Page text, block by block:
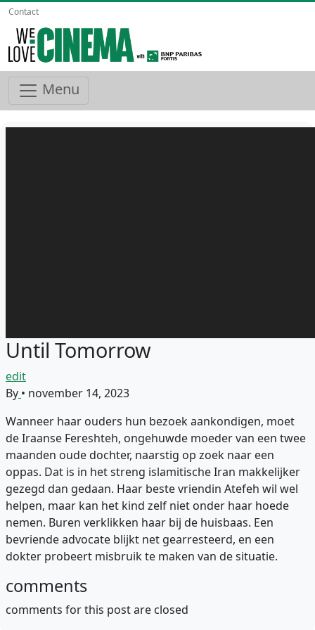
Contact
Menu
Until Tomorrow
edit
By • november 14, 2023
Wanneer haar ouders hun bezoek aankondigen, moet
de Iraanse Fereshteh, ongehuwde moeder van een twee
maanden oude dochter, naarstig op zoek naar een
oppas. Dat is in het streng islamitische Iran makkelijker
gezegd dan gedaan. Haar beste vriendin Atefeh wil wel
helpen, maar kan het kind zelf niet onder haar hoede
nemen. Buren verklikken haar bij de huisbaas. Een
bevriende advocate blijkt net gearresteerd, en een
dokter probeert misbruik te maken van de situatie.
comments
comments for this post are closed